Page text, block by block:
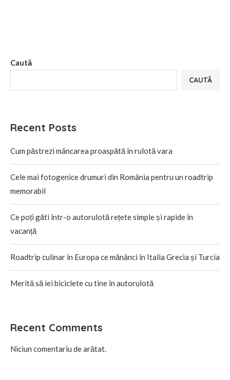
Caută
CAUTĂ
Recent Posts
Cum păstrezi mâncarea proaspătă în rulotă vara
Cele mai fotogenice drumuri din România pentru un roadtrip
memorabil
Ce poți găti într-o autorulotă rețete simple și rapide în
vacanță
Roadtrip culinar în Europa ce mănânci în Italia Grecia și Turcia
Merită să iei biciclete cu tine în autorulotă
Recent Comments
Niciun comentariu de arătat.